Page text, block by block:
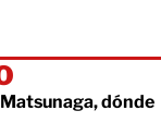
Matsunaga, dónde